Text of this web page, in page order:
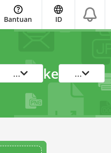
Bantuan ID
... ke ...